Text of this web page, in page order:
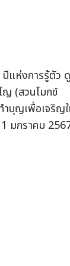
แห่งการรู้ตัว ดู
(สวนโมกข์
ำบุญเพื่อเจริญ
มกราคม